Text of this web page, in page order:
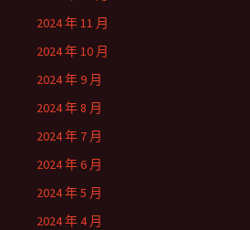
2024 年 11 月
2024 年 10 月
2024 年 9 月
2024 年 8 月
2024 年 7 月
2024 年 6 月
2024 年 5 月
2024 年 4 月